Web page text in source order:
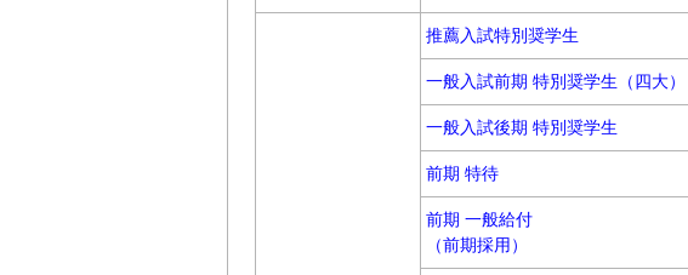
推薦入試特別奨学生
一般入試前期 特別奨学生（四大）
一般入試後期 特別奨学生
前期 特待
前期 一般給付
（前期採用）